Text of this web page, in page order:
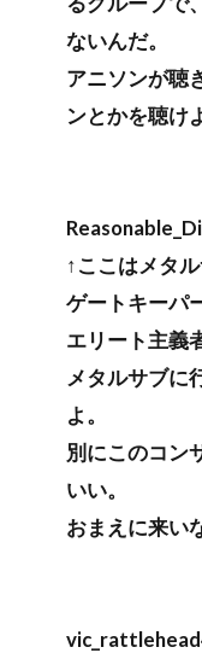
ないんだ。
アニソンが聴
ンとかを聴け
↑ここはメタ
ゲートキーパ
エリート主義
メタルサブに
よ。
別にこのコン
いい。
おまえに来い